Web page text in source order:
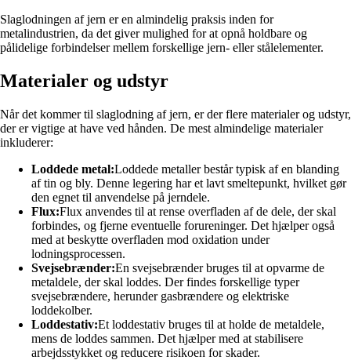
Slaglodningen af jern er en almindelig praksis inden for
metalindustrien, da det giver mulighed for at opnå holdbare og
pålidelige forbindelser mellem forskellige jern- eller stålelementer.
Materialer og udstyr
Når det kommer til slaglodning af jern, er der flere materialer og udstyr,
der er vigtige at have ved hånden. De mest almindelige materialer
inkluderer:
Loddede metal:Loddede metaller består typisk af en blanding
af tin og bly. Denne legering har et lavt smeltepunkt, hvilket gør
den egnet til anvendelse på jerndele.
Flux:Flux anvendes til at rense overfladen af de dele, der skal
forbindes, og fjerne eventuelle forureninger. Det hjælper også
med at beskytte overfladen mod oxidation under
lodningsprocessen.
Svejsebrænder:En svejsebrænder bruges til at opvarme de
metaldele, der skal loddes. Der findes forskellige typer
svejsebrændere, herunder gasbrændere og elektriske
loddekolber.
Loddestativ:Et loddestativ bruges til at holde de metaldele,
mens de loddes sammen. Det hjælper med at stabilisere
arbejdsstykket og reducere risikoen for skader.